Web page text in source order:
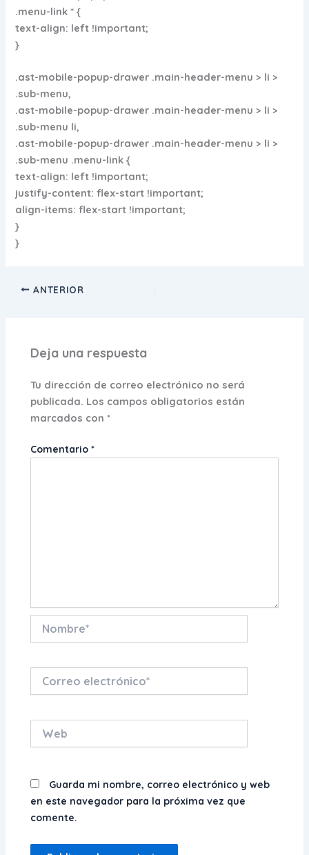
.menu-link * {
text-align: left !important;
}
.ast-mobile-popup-drawer .main-header-menu > li >
.sub-menu,
.ast-mobile-popup-drawer .main-header-menu > li >
.sub-menu li,
.ast-mobile-popup-drawer .main-header-menu > li >
.sub-menu .menu-link {
text-align: left !important;
justify-content: flex-start !important;
align-items: flex-start !important;
}
}
ANTERIOR
Deja una respuesta
Tu dirección de correo electrónico no será
publicada. Los campos obligatorios están
marcados con*
Comentario*
electrónico*
Guarda mi nombre, correo electrónico y web
en este navegador para la próxima vez que
comente.